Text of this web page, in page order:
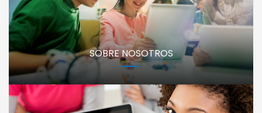
SOBRE NOSOTROS